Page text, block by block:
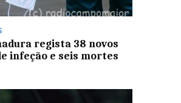
regista 38 novos
infeção e seis mortes